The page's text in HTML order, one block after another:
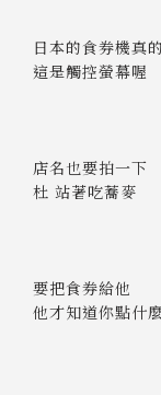
日本的食券機真
這是觸控螢幕喔
店名也要拍一下
杜 站著吃蕎麥
要把食券給他
他才知道你點什